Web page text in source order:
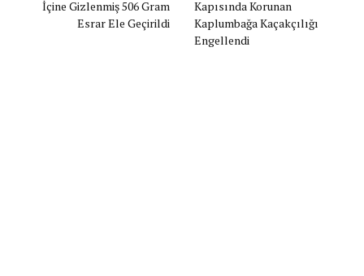
İçine Gizlenmiş 506 Gram
Esrar Ele Geçirildi
Kapısında Korunan
Kaplumbağa Kaçakçılığı
Engellendi